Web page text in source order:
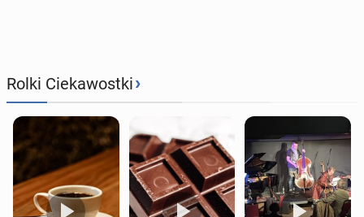
Rolki Ciekawostki›